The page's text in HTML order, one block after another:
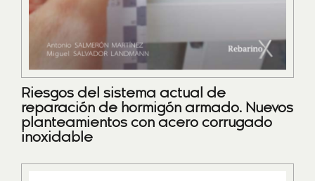
Riesgos del sistema actual de
reparación de hormigón armado. Nuevos
planteamientos con acero corrugado
inoxidable